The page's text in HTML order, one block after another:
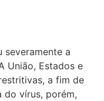
severamente a
União, Estados e
a fim de
do vírus, porém,